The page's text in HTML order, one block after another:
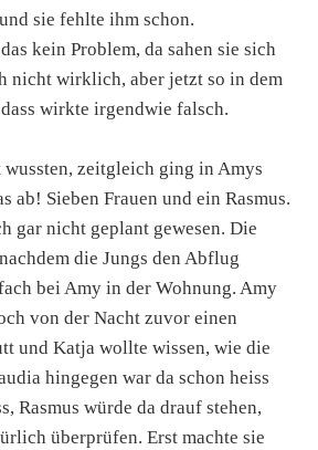
sie fehlte ihm schon.
kein Problem, da sahen sie sich
nicht wirklich, aber jetzt so in dem
wirkte irgendwie falsch.
wussten, zeitgleich ging in Amys
ab! Sieben Frauen und ein Rasmus.
gar nicht geplant gewesen. Die
die Jungs den Abflug
bei Amy in der Wohnung. Amy
von der Nacht zuvor einen
und Katja wollte wissen, wie die
hingegen war da schon heiss
Rasmus würde da drauf stehen,
überprüfen. Erst machte sie